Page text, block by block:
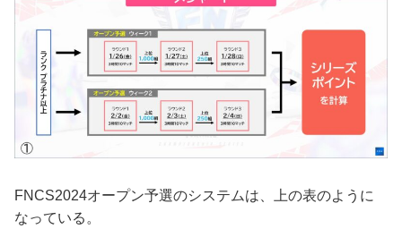
FNCS2024オープン予選のシステムは、上の表のように
なっている。